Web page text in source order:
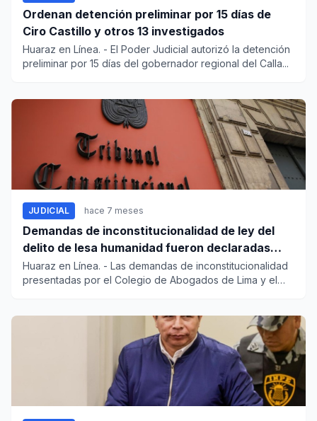
Ordenan detención preliminar por 15 días de
Ciro Castillo y otros 13 investigados
Huaraz en Línea. - El Poder Judicial autorizó la detención
preliminar por 15 días del gobernador regional del Calla...
JUDICIAL hace 7 meses
Demandas de inconstitucionalidad de ley del
delito de lesa humanidad fueron declaradas
infundadas por el TC
Huaraz en Línea. - Las demandas de inconstitucionalidad
presentadas por el Colegio de Abogados de Lima y el